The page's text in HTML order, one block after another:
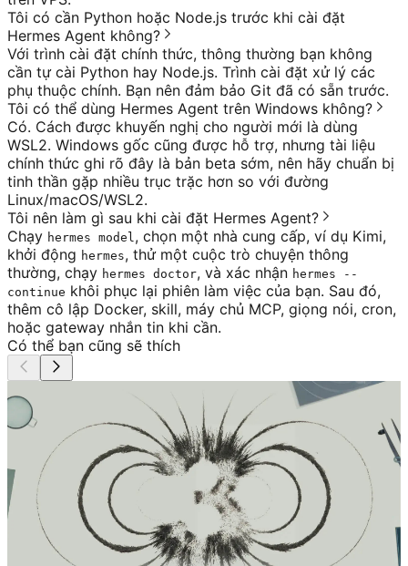
Tôi có cần Python hoặc Node.js trước khi cài đặt
Hermes Agent không?
Với trình cài đặt chính thức, thông thường bạn không
cần tự cài Python hay Node.js. Trình cài đặt xử lý các
phụ thuộc chính. Bạn nên đảm bảo Git đã có sẵn trước.
Tôi có thể dùng Hermes Agent trên Windows không?
Có. Cách được khuyến nghị cho người mới là dùng
WSL2. Windows gốc cũng được hỗ trợ, nhưng tài liệu
chính thức ghi rõ đây là bản beta sớm, nên hãy chuẩn bị
tinh thần gặp nhiều trục trặc hơn so với đường
Linux/macOS/WSL2.
Tôi nên làm gì sau khi cài đặt Hermes Agent?
Chạy hermes model , chọn một nhà cung cấp, ví dụ Kimi,
khởi động hermes, thử một cuộc trò chuyện thông
thường, chạy hermes doctor, và xác nhận hermes --
continue khôi phục lại phiên làm việc của bạn. Sau đó,
thêm cô lập Docker, skill, máy chủ MCP, giọng nói, cron,
hoặc gateway nhắn tin khi cần.
Có thể bạn cũng sẽ thích